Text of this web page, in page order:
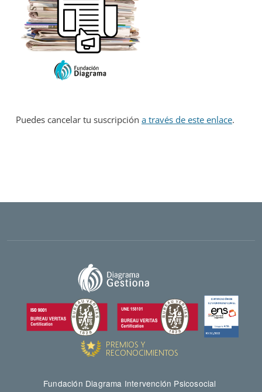
Puedes cancelar tu suscripción a través de este enlace.
Fundación Diagrama Intervención Psicosocial